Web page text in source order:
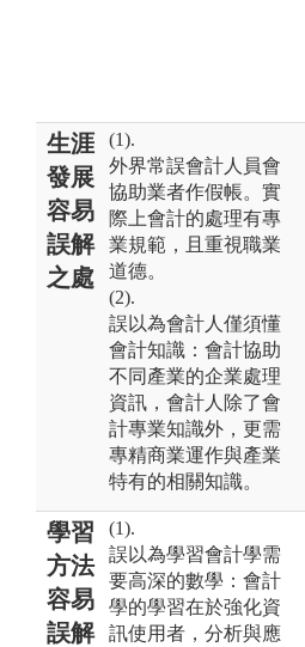
生涯
發展
容易
誤解
之處
(1).
外界常誤會計人員會
協助業者作假帳。實
際上會計的處理有專
業規範，且重視職業
道德。
(2).
誤以為會計人僅須懂
會計知識：會計協助
不同產業的企業處理
資訊，會計人除了會
計專業知識外，更需
專精商業運作與產業
特有的相關知識。
學習
方法
容易
誤解
(1).
誤以為學習會計學需
要高深的數學：會計
學的學習在於強化資
訊使用者，分析與應